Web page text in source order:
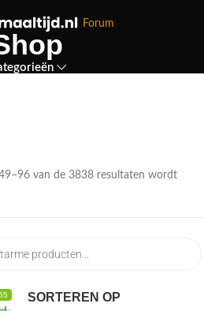
Forum
van de 3838 resultaten wordt
SORTEREN OP